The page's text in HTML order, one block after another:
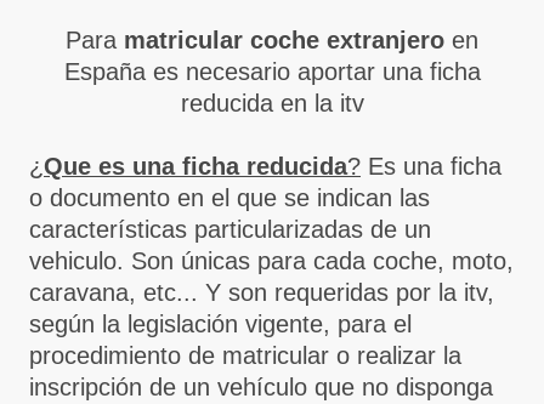
Para matricular coche extranjero en
España es necesario aportar una ficha
reducida en la itv
¿Que es una ficha reducida? Es una ficha
o documento en el que se indican las
características particularizadas de un
vehiculo. Son únicas para cada coche, moto,
caravana, etc... Y son requeridas por la itv,
según la legislación vigente, para el
procedimiento de matricular o realizar la
inscripción de un vehículo que no disponga